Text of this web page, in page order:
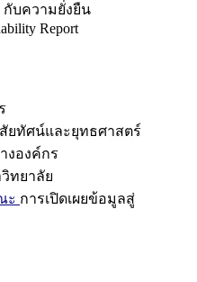
กับความยั่งยืน
Report
ยทัศน์และยุทธศาสตร์
งองค์กร
ทยาลัย
ะ การเปิดเผยข้อมูลสู่